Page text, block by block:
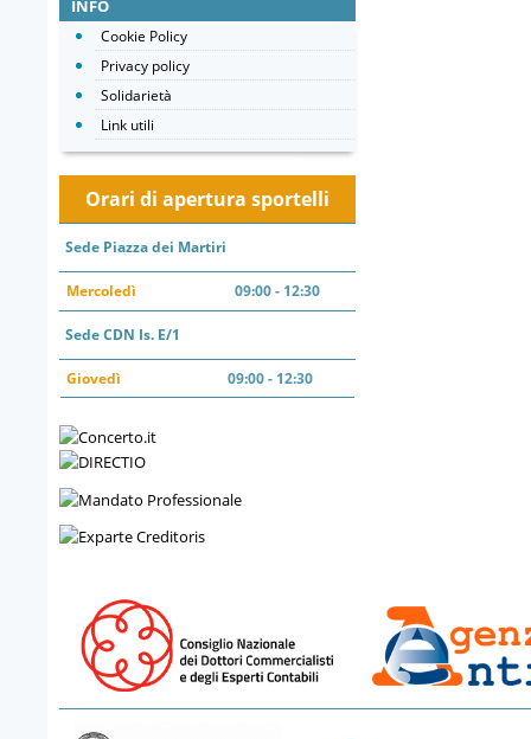
INFO
Cookie Policy
Privacy policy
Solidarietà
Link utili
Orari di apertura sportelli
Sede Piazza dei Martiri
Mercoledì 09:00 - 12:30
Sede CDN Is. E/1
Giovedì 09:00 - 12:30